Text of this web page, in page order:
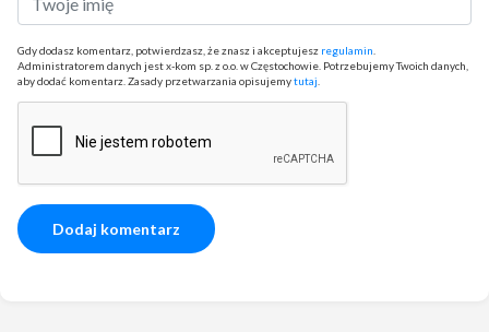
Gdy dodasz komentarz, potwierdzasz, że znasz i akceptujesz regulamin
Administratorem danych jest x-kom sp. z o.o. w Częstochowie. Potrzebujemy Twoich danych,
aby dodać komentarz. Zasady przetwarzania opisujemytutaj